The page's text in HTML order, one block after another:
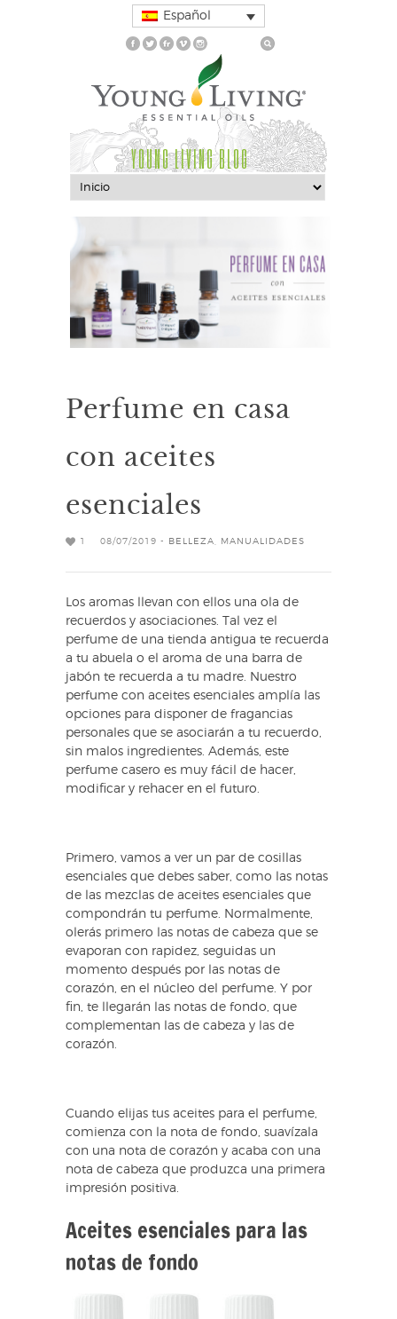
Español
YOUNG LIVING BLOG
Perfume en casa
con aceites
esenciales
1 08/07/2019 - BELLEZA MANUALIDADES
Los aromas llevan con ellos una ola de
recuerdos y asociaciones. Tal vez el
perfume de una tienda antigua te recuerda
a tu abuela o el aroma de una barra de
jabón te recuerda a tu madre. Nuestro
perfume con aceites esenciales amplía las
opciones para disponer de fragancias
personales que se asociarán a tu recuerdo,
sin malos ingredientes. Además, este
perfume casero es muy fácil de hacer,
modificar y rehacer en el futuro.
Primero, vamos a ver un par de cosillas
esenciales que debes saber, como las notas
de las mezclas de aceites esenciales que
compondrán tu perfume. Normalmente,
olerás primero las notas de cabeza que se
evaporan con rapidez, seguidas un
momento después por las notas de
corazón, en el núcleo del perfume. Y por
fin, te llegarán las notas de fondo, que
complementan las de cabeza y las de
corazón.
Cuando elijas tus aceites para el perfume,
comienza con la nota de fondo, suavízala
con una nota de corazón y acaba con una
nota de cabeza que produzca una primera
impresión positiva.
Aceites esenciales para las
notas de fondo